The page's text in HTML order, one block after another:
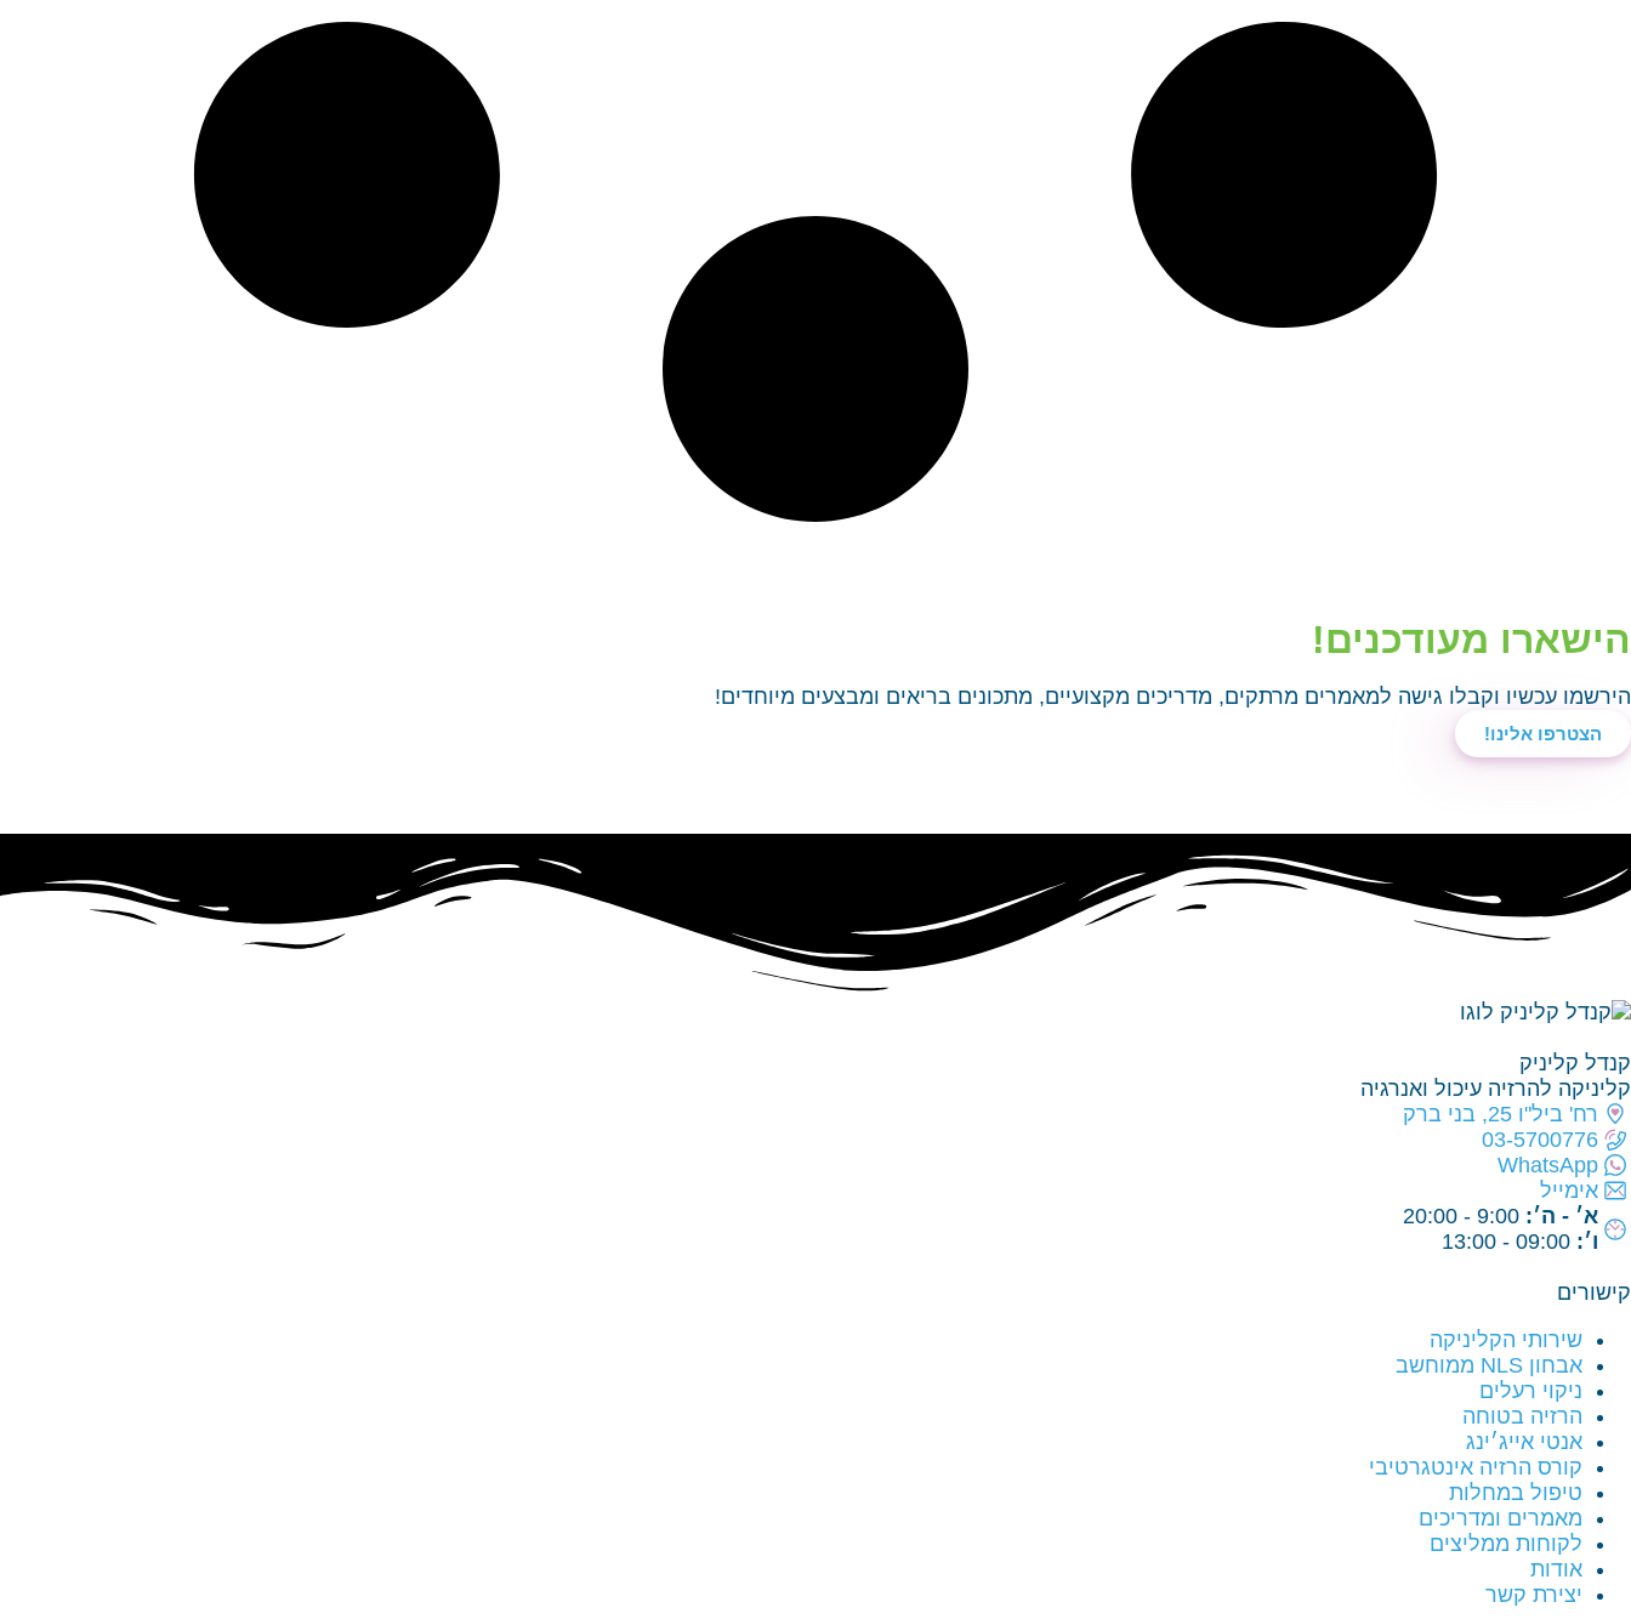
הישארו מעודכנים!​
הירשמו עכשיו וקבלו גישה למאמרים מרתקים, מדריכים מקצועיים, מתכונים בריאים ומבצעים מיוחדים!
הצטרפו אלינו!
קנדל קליניק
קליניקה להרזיה עיכול ואנרגיה
רח' ביל"ו 25, בני ברק
03-5700776
WhatsApp
אימייל
א׳ - ה׳: 9:00 - 20:00
ו׳: 09:00 - 13:00
קישורים
שירותי הקליניקה
אבחון NLS ממוחשב
ניקוי רעלים
הרזיה בטוחה
אנטי אייג׳ינג
קורס הרזיה אינטגרטיבי
טיפול במחלות
מאמרים ומדריכים
לקוחות ממליצים
אודות
יצירת קשר